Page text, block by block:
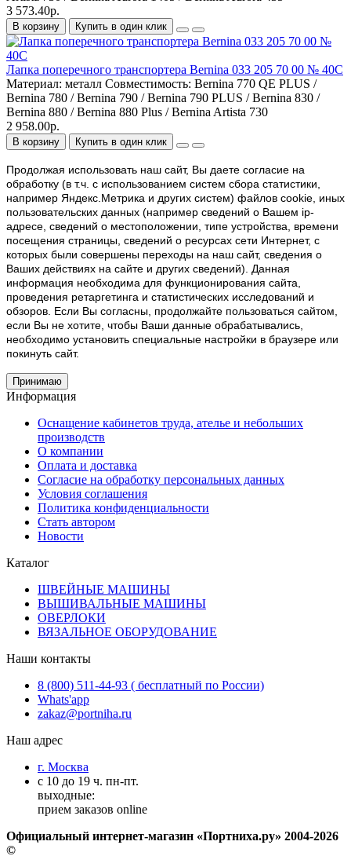
3 573.40р.
В корзину Купить в один клик
Лапка поперечного транспортера Bernina 033 205 70 00 № 40С
Материал: металл Совместимость: Bernina 770 QE PLUS /
Bernina 780 / Bernina 790 / Bernina 790 PLUS / Bernina 830 /
Bernina 880 / Bernina 880 Plus / Bernina Artista 730
2 958.00р.
В корзину Купить в один клик
Продолжая использовать наш cайт, Вы даете согласие на
обработку (в т.ч. с использованием систем сбора статистики,
например Яндекс.Метрика и других систем) файлов cookie, иных
пользовательских данных (например сведений о Вашем ip-
адресе, сведений о местоположении, типе устройства, времени
посещения страницы, сведений о ресурсах сети Интернет, с
которых были совершены переходы на наш сайт, сведения о
Ваших действиях на сайте и других сведений). Данная
информация необходима для функционирования сайта,
проведения ретаргетинга и статистических исследований и
обзоров. Если Вы согласны, продолжайте пользоваться сайтом,
если Вы не хотите, чтобы Ваши данные обрабатывались,
необходимо установить специальные настройки в браузере или
покинуть сайт.
Принимаю
Информация
Оснащение кабинетов труда, ателье и небольших
производств
О компании
Оплата и доставка
Согласие на обработку персональных данных
Условия соглашения
Политика конфиденциальности
Стать автором
Новости
Каталог
ШВЕЙНЫЕ МАШИНЫ
ВЫШИВАЛЬНЫЕ МАШИНЫ
ОВЕРЛОКИ
ВЯЗАЛЬНОЕ ОБОРУДОВАНИЕ
Наши контакты
8 (800) 511-44-93 ( бесплатный по России)
Whats'app
zakaz@portniha.ru
Наш адрес
г. Москва
с 10 до 19 ч. пн-пт.
выходные:
прием заказов online
Официальный интернет-магазин «Портниха.ру» 2004-2026
©